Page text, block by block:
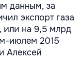
данным, за
экспорт газа
или на 9,5 млрд
июлем 2015
Алексей